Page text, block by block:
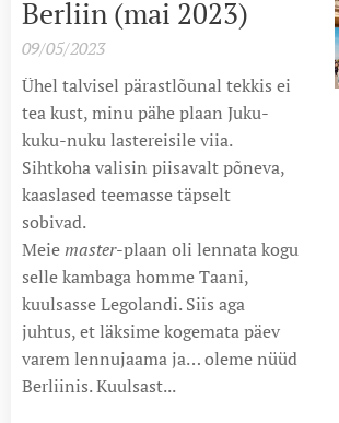
Berliin (mai 2023)
09/05/2023
Ühel talvisel pärastlõunal tekkis ei
tea kust, minu pähe plaan Juku-
kuku-nuku lastereisile viia.
Sihtkoha valisin piisavalt põneva,
kaaslased teemasse täpselt
sobivad.
Meiemaster-plaan oli lennata kogu
selle kambaga homme Taani,
kuulsasse Legolandi. Siis aga
juhtus, et läksime kogemata päev
varem lennujaama ja… oleme nüüd
Berliinis. Kuulsast...